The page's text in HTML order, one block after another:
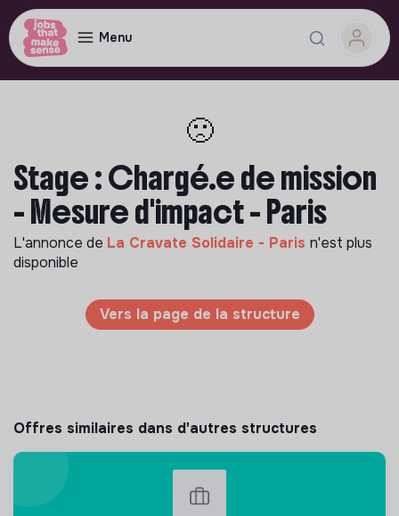
Menu
🙁
Stage : Chargé.e de mission
- Mesure d'impact - Paris
L'annonce de La Cravate Solidaire - Paris n'est plus
disponible
Vers la page de la structure
Offres similaires dans d'autres structures